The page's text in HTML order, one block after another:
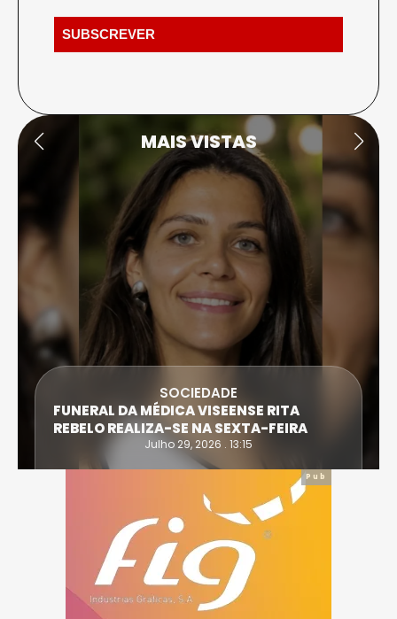
MAIS VISTAS
SOCIEDADE
FUNERAL DA MÉDICA VISEENSE RITA
REBELO REALIZA-SE NA SEXTA-FEIRA
Julho 29, 2026 . 13:15
Pub